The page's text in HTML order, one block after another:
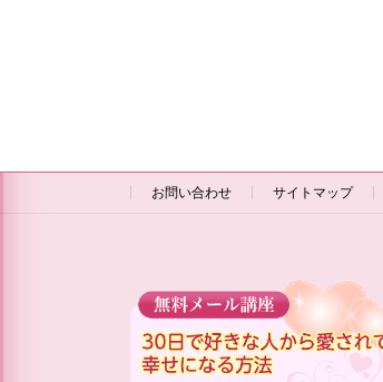
お問い合わせ サイトマップ